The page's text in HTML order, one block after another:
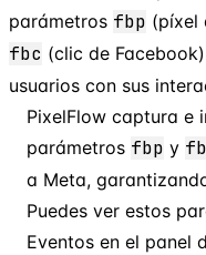
parámetros fbp (píxel
fbc (clic de
usuarios con sus
PixelFlow captura e
parámetros fbp y
a Meta,
Puedes ver estos
Eventos en el panel